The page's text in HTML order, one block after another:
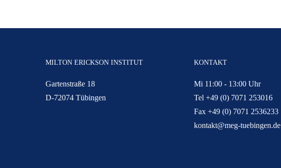
MILTON ERICKSON INSTITUT
Gartenstraße 18
D-72074 Tübingen
KONTAKT
Mi 11:00 - 13:00 Uhr
Tel +49 (0) 7071 253016
Fax +49 (0) 7071 2536233
kontakt@meg-tuebingen.de